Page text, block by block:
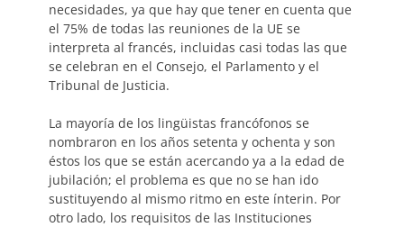
necesidades, ya que hay que tener en cuenta que
el 75% de todas las reuniones de la UE se
interpreta al francés, incluidas casi todas las que
se celebran en el Consejo, el Parlamento y el
Tribunal de Justicia.
La mayoría de los lingüistas francófonos se
nombraron en los años setenta y ochenta y son
éstos los que se están acercando ya a la edad de
jubilación; el problema es que no se han ido
sustituyendo al mismo ritmo en este ínterin. Por
otro lado, los requisitos de las Instituciones